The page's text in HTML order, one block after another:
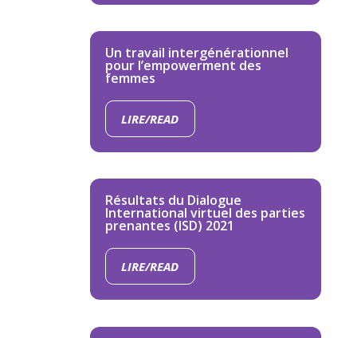
Un travail intergénérationnel
pour l’empowerment des
femmes
LIRE/READ
Résultats du Dialogue
International virtuel des parties
prenantes (ISD) 2021
LIRE/READ